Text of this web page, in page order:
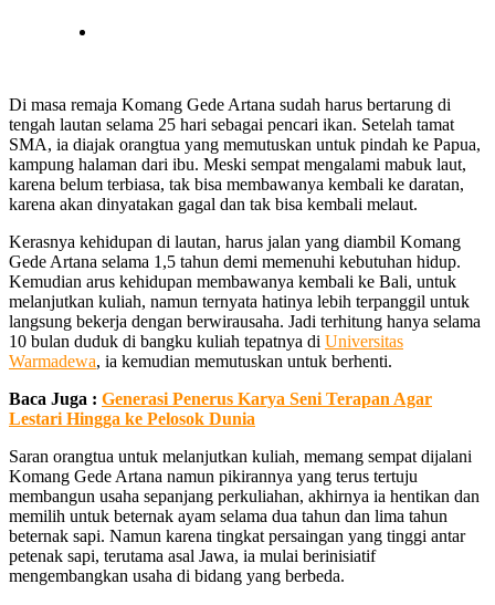
Di masa remaja Komang Gede Artana sudah harus bertarung di
tengah lautan selama 25 hari sebagai pencari ikan. Setelah tamat
SMA, ia diajak orangtua yang memutuskan untuk pindah ke Papua,
kampung halaman dari ibu. Meski sempat mengalami mabuk laut,
karena belum terbiasa, tak bisa membawanya kembali ke daratan,
karena akan dinyatakan gagal dan tak bisa kembali melaut.
Kerasnya kehidupan di lautan, harus jalan yang diambil Komang
Gede Artana selama 1,5 tahun demi memenuhi kebutuhan hidup.
Kemudian arus kehidupan membawanya kembali ke Bali, untuk
melanjutkan kuliah, namun ternyata hatinya lebih terpanggil untuk
langsung bekerja dengan berwirausaha. Jadi terhitung hanya selama
10 bulan duduk di bangku kuliah tepatnya di Universitas
Warmadewa, ia kemudian memutuskan untuk berhenti.
Baca Juga : Generasi Penerus Karya Seni Terapan Agar
Lestari Hingga ke Pelosok Dunia
Saran orangtua untuk melanjutkan kuliah, memang sempat dijalani
Komang Gede Artana namun pikirannya yang terus tertuju
membangun usaha sepanjang perkuliahan, akhirnya ia hentikan dan
memilih untuk beternak ayam selama dua tahun dan lima tahun
beternak sapi. Namun karena tingkat persaingan yang tinggi antar
petenak sapi, terutama asal Jawa, ia mulai berinisiatif
mengembangkan usaha di bidang yang berbeda.